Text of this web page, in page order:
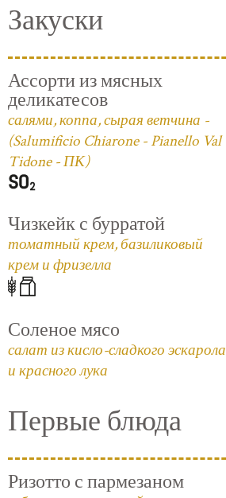
Закуски
Ассорти из мясных
деликатесов
салями, коппа, сырая ветчина -
(Salumificio Chiarone - Pianello Val
Tidone - ПК)
Чизкейк с бурратой
томатный крем, базиликовый
крем и фризелла
Соленое мясо
салат из кисло-сладкого эскарола
и красного лука
Первые блюда
Ризотто с пармезаном